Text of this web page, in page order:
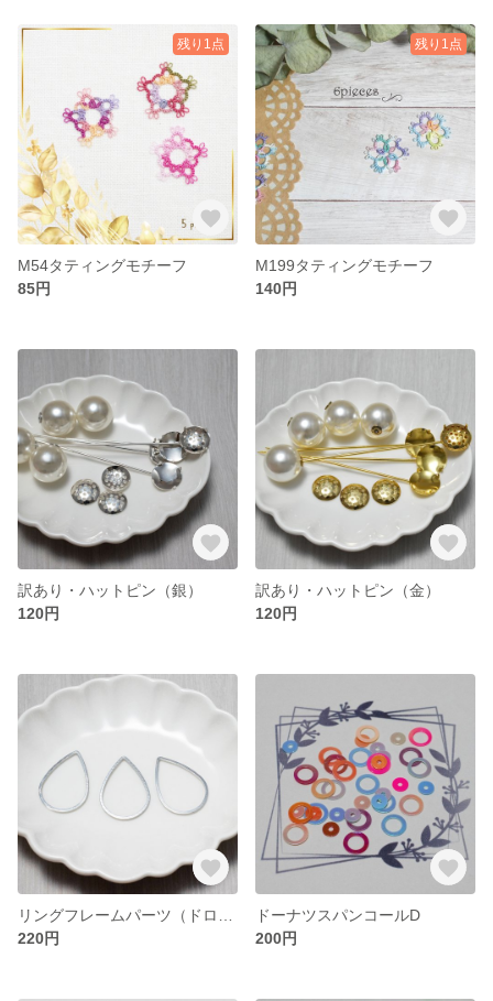
残り1点
M54タティングモチーフ
85円
残り1点
M199タティングモチーフ
140円
訳あり・ハットピン（銀）
120円
訳あり・ハットピン（金）
120円
220円
ドーナツスパンコールD
200円